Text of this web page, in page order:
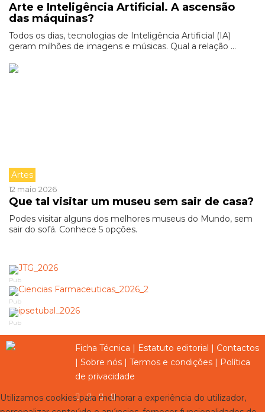
Arte e Inteligência Artificial. A ascensão
das máquinas?
Todos os dias, tecnologias de Inteligência Artificial (IA)
geram milhões de imagens e músicas. Qual a relação ...
Artes
12 maio 2026
Que tal visitar um museu sem sair de casa?
Podes visitar alguns dos melhores museus do Mundo, sem
sair do sofá. Conhece 5 opções.
Pub
Pub
Pub
Ficha Técnica | Estatuto editorial | Contactos
| Sobre nós | Termos e condições | Política
de privacidade
Utilizamos cookies para melhorar a experiência do utilizador,